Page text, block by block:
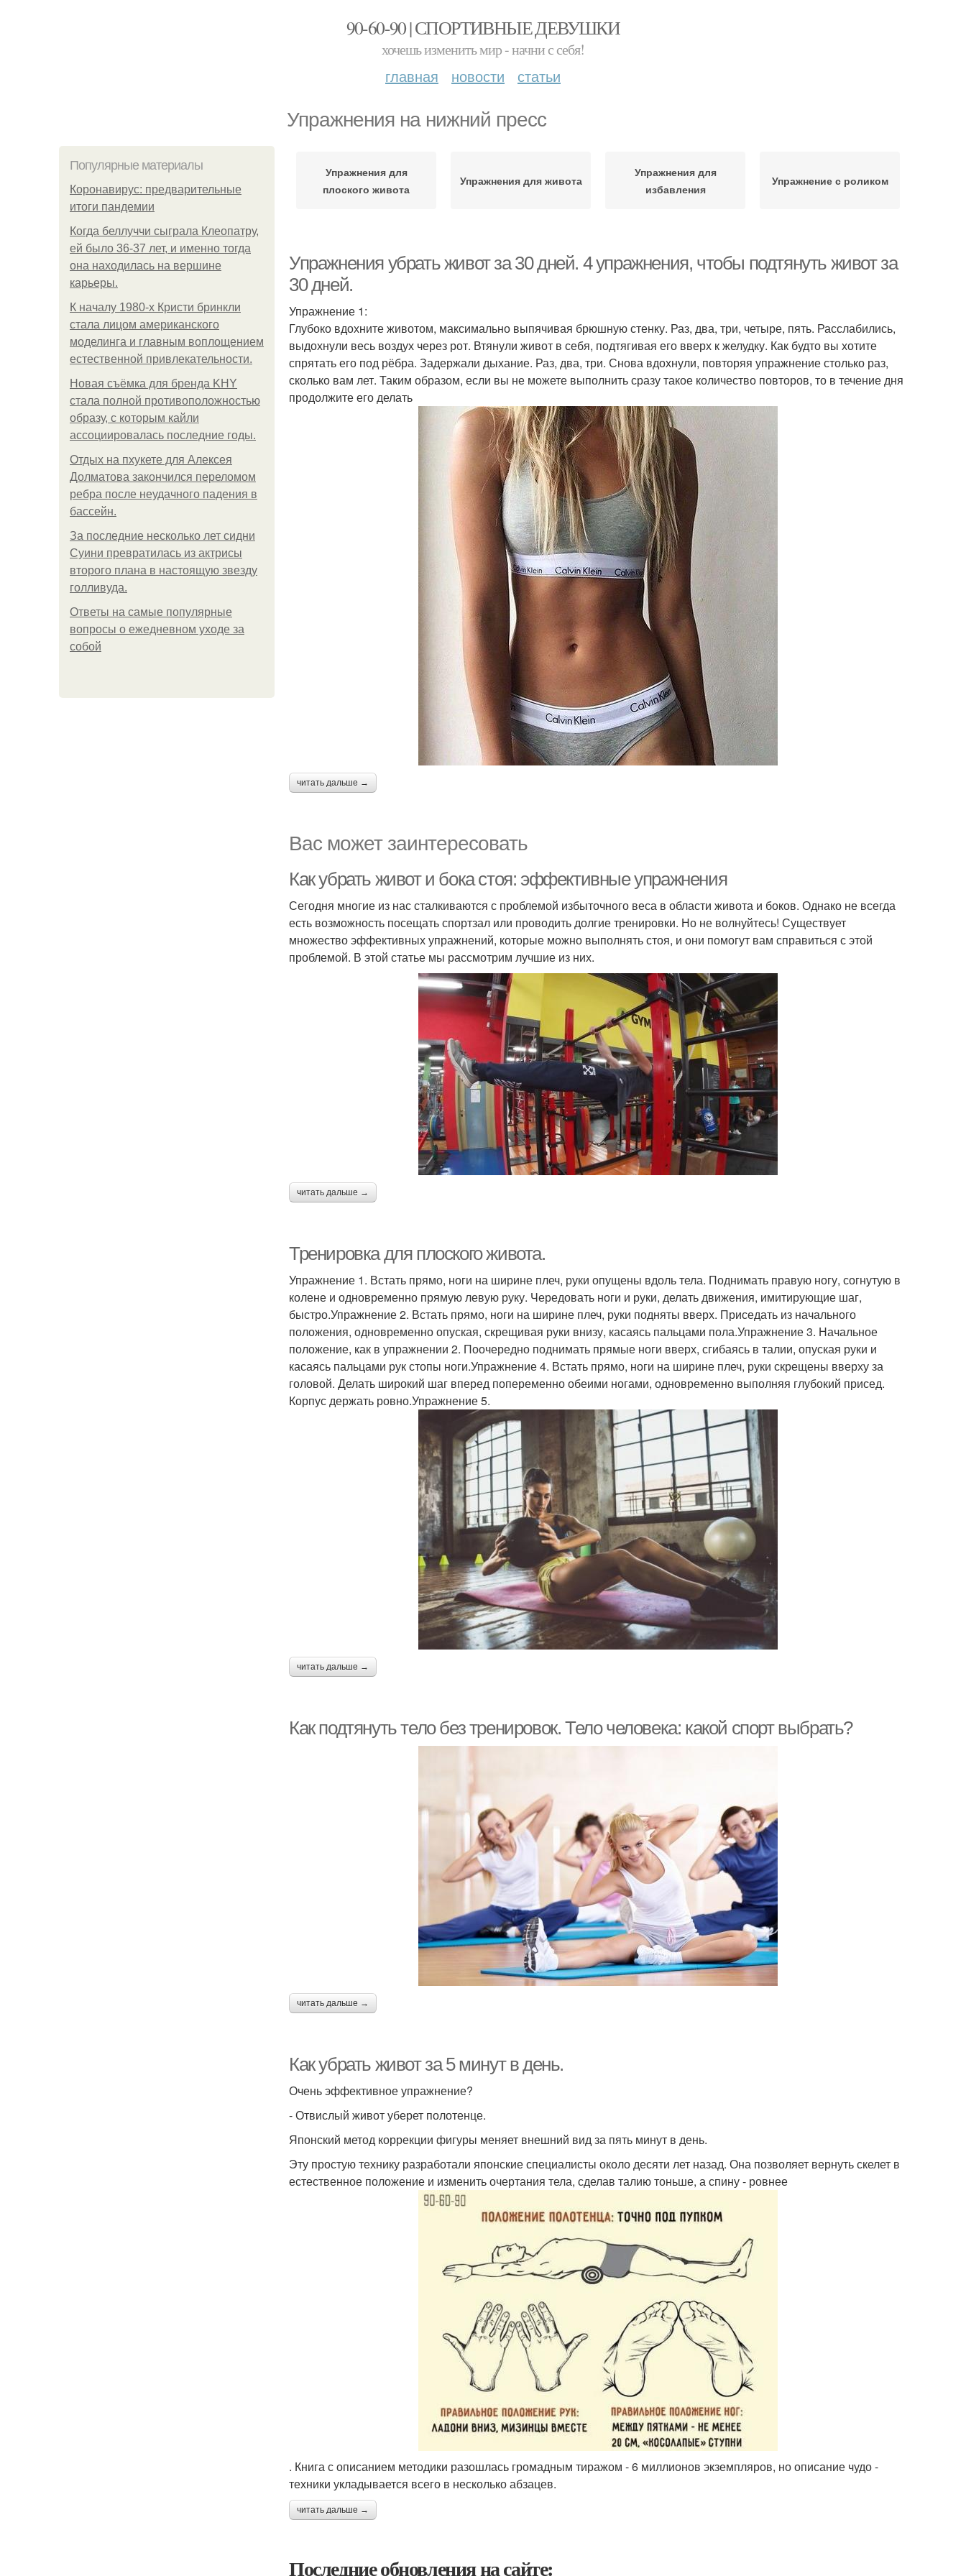
90-60-90 | СПОРТИВНЫЕ ДЕВУШКИ
хочешь изменить мир - начни с себя!
главная новости статьи
Упражнения на нижний пресс
Популярные материалы
Коронавирус: предварительные
итоги пандемии
Когда беллуччи сыграла Клеопатру,
ей было 36-37 лет, и именно тогда
она находилась на вершине
карьеры.
К началу 1980-х Кристи бринкли
стала лицом американского
моделинга и главным воплощением
естественной привлекательности.
Новая съёмка для бренда KHY
стала полной противоположностью
образу, с которым кайли
ассоциировалась последние годы.
Отдых на пхукете для Алексея
Долматова закончился переломом
ребра после неудачного падения в
бассейн.
За последние несколько лет сидни
Суини превратилась из актрисы
второго плана в настоящую звезду
голливуда.
Ответы на самые популярные
вопросы о ежедневном уходе за
собой
Упражнения для
плоского живота
Упражнения для живота
Упражнения для
избавления
Упражнение с роликом
Упражнения убрать живот за 30 дней. 4 упражнения, чтобы подтянуть живот за
30 дней.
Упражнение 1:
Глубоко вдохните животом, максимально выпячивая брюшную стенку. Раз, два, три, четыре, пять. Расслабились,
выдохнули весь воздух через рот. Втянули живот в себя, подтягивая его вверх к желудку. Как будто вы хотите
спрятать его под рёбра. Задержали дыхание. Раз, два, три. Снова вдохнули, повторяя упражнение столько раз,
сколько вам лет. Таким образом, если вы не можете выполнить сразу такое количество повторов, то в течение дня
продолжите его делать
читать дальше →
Вас может заинтересовать
Как убрать живот и бока стоя: эффективные упражнения
Сегодня многие из нас сталкиваются с проблемой избыточного веса в области живота и боков. Однако не всегда
есть возможность посещать спортзал или проводить долгие тренировки. Но не волнуйтесь! Существует
множество эффективных упражнений, которые можно выполнять стоя, и они помогут вам справиться с этой
проблемой. В этой статье мы рассмотрим лучшие из них.
читать дальше →
Тренировка для плоского живота.
Упражнение 1. Встать прямо, ноги на ширине плеч, руки опущены вдоль тела. Поднимать правую ногу, согнутую в
колене и одновременно прямую левую руку. Чередовать ноги и руки, делать движения, имитирующие шаг,
быстро.Упражнение 2. Встать прямо, ноги на ширине плеч, руки подняты вверх. Приседать из начального
положения, одновременно опуская, скрещивая руки внизу, касаясь пальцами пола.Упражнение 3. Начальное
положение, как в упражнении 2. Поочередно поднимать прямые ноги вверх, сгибаясь в талии, опуская руки и
касаясь пальцами рук стопы ноги.Упражнение 4. Встать прямо, ноги на ширине плеч, руки скрещены вверху за
головой. Делать широкий шаг вперед попеременно обеими ногами, одновременно выполняя глубокий присед.
Корпус держать ровно.Упражнение 5.
читать дальше →
Как подтянуть тело без тренировок. Тело человека: какой спорт выбрать?
читать дальше →
Как убрать живот за 5 минут в день.
Очень эффективное упражнение?
- Отвислый живот уберет полотенце.
Японский метод коррекции фигуры меняет внешний вид за пять минут в день.
Эту простую технику разработали японские специалисты около десяти лет назад. Она позволяет вернуть скелет в
естественное положение и изменить очертания тела, сделав талию тоньше, а спину - ровнее
. Книга с описанием методики разошлась громадным тиражом - 6 миллионов экземпляров, но описание чудо -
техники укладывается всего в несколько абзацев.
читать дальше →
Последние обновления на сайте: